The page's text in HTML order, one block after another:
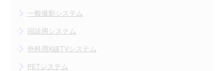
一般撮影システム
回診用システム
外科用X線TVシステム
PETシステム